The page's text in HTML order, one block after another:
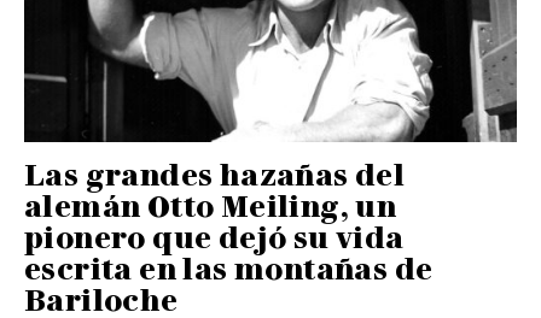
Las grandes hazañas del
alemán Otto Meiling, un
pionero que dejó su vida
escrita en las montañas de
Bariloche